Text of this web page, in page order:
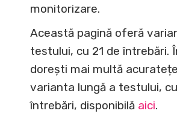
monitorizare.
Această pagină oferă
testului, cu 21 de întrebări.
dorești mai multă
varianta lungă a testului,
întrebări, disponibilă aici.